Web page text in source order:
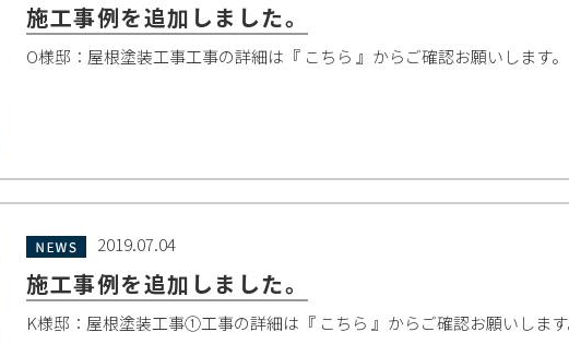
施工事例を追加しました。
O様邸：屋根塗装工事工事の詳細は『 こちら 』からご確認お願いします
2019.07.04
施工事例を追加しました。
K様邸：屋根塗装工事①工事の詳細は『 こちら 』からご確認お願いしま